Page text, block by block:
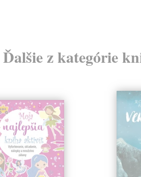
Ďalšie z kategórie